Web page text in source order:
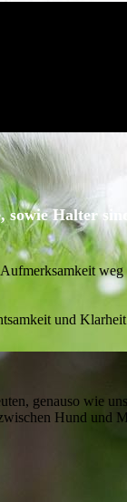
sowie Halter
und
genauso wie
Hund und